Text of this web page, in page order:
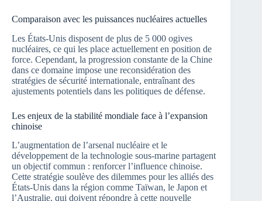
Comparaison avec les puissances nucléaires actuelles
Les États-Unis disposent de plus de 5 000 ogives
nucléaires, ce qui les place actuellement en position de
force. Cependant, la progression constante de la Chine
dans ce domaine impose une reconsidération des
stratégies de sécurité internationale, entraînant des
ajustements potentiels dans les politiques de défense.
Les enjeux de la stabilité mondiale face à l’expansion
chinoise
L’augmentation de l’arsenal nucléaire et le
développement de la technologie sous-marine partagent
un objectif commun : renforcer l’influence chinoise.
Cette stratégie soulève des dilemmes pour les alliés des
États-Unis dans la région comme Taïwan, le Japon et
l’Australie, qui doivent répondre à cette nouvelle